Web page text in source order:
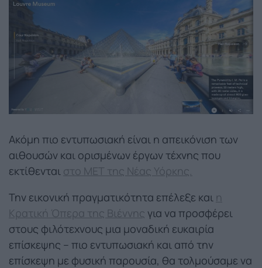
Ακόμη πιο εντυπωσιακή είναι η απεικόνιση των
αιθουσών και ορισμένων έργων τέχνης που
εκτίθενται στο ΜΕΤ της Νέας Υόρκης.
Την εικονική πραγματικότητα επέλεξε και η
Κρατική Όπερα της Βιέννης για να προσφέρει
στους φιλότεχνους μια μοναδική ευκαιρία
επίσκεψης – πιο εντυπωσιακή και από την
επίσκεψη με φυσική παρουσία, θα τολμούσαμε να